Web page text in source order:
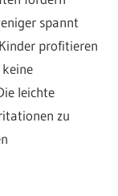
spannt
profitieren
keine
leichte
zu